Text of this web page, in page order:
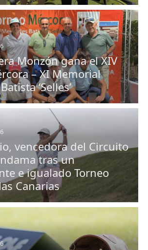
Monzón gana el XIV
– XI Memorial
‘Selles’
vencedora del Circuito
tras un
e igualado Torneo
Canarias